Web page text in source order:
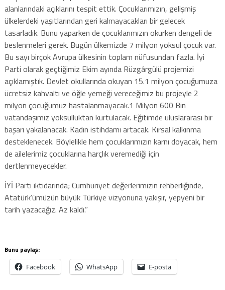
alanlarındaki açıklarını tespit ettik. Çocuklarımızın, gelişmiş
ülkelerdeki yaşıtlarından geri kalmayacakları bir gelecek
tasarladık. Bunu yaparken de çocuklarımızın okurken dengeli de
beslenmeleri gerek. Bugün ülkemizde 7 milyon yoksul çocuk var.
Bu sayı birçok Avrupa ülkesinin toplam nüfusundan fazla. İyi
Parti olarak geçtiğimiz Ekim ayında Rüzgârgülü projemizi
açıklamıştık. Devlet okullarında okuyan 15.1 milyon çocuğumuza
ücretsiz kahvaltı ve öğle yemeği vereceğimiz bu projeyle 2
milyon çocuğumuz hastalanmayacak.1 Milyon 600 Bin
vatandaşımız yoksulluktan kurtulacak. Eğitimde uluslararası bir
başarı yakalanacak. Kadın istihdamı artacak. Kırsal kalkınma
desteklenecek. Böylelikle hem çocuklarımızın karnı doyacak, hem
de ailelerimiz çocuklarına harçlık veremediği için
dertlenmeyecekler.
İYİ Parti iktidarında; Cumhuriyet değerlerimizin rehberliğinde,
Atatürk’ümüzün büyük Türkiye vizyonuna yakışır, yepyeni bir
tarih yazacağız. Az kaldı.”
Bunu paylaş:
Facebook WhatsApp E-posta